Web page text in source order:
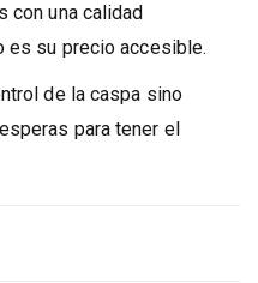
con una calidad
es su precio accesible.
de la caspa sino
para tener el